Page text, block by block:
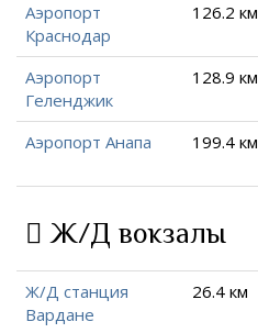
Аэропорт
Краснодар
126.2 км
Аэропорт
Геленджик
128.9 км
Аэропорт Анапа 199.4 км
Ж/Д вокзалы
Ж/Д станция
Вардане
26.4 км